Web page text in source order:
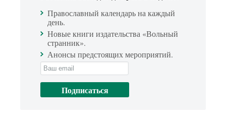
Православный календарь на каждый
день.
Новые книги издательства «Вольный
странник».
Анонсы предстоящих мероприятий.